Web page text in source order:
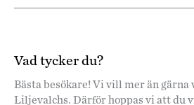
Vad tycker du?
Bästa besökare! Vi vill mer än gärna
Liljevalchs. Därför hoppas vi att du